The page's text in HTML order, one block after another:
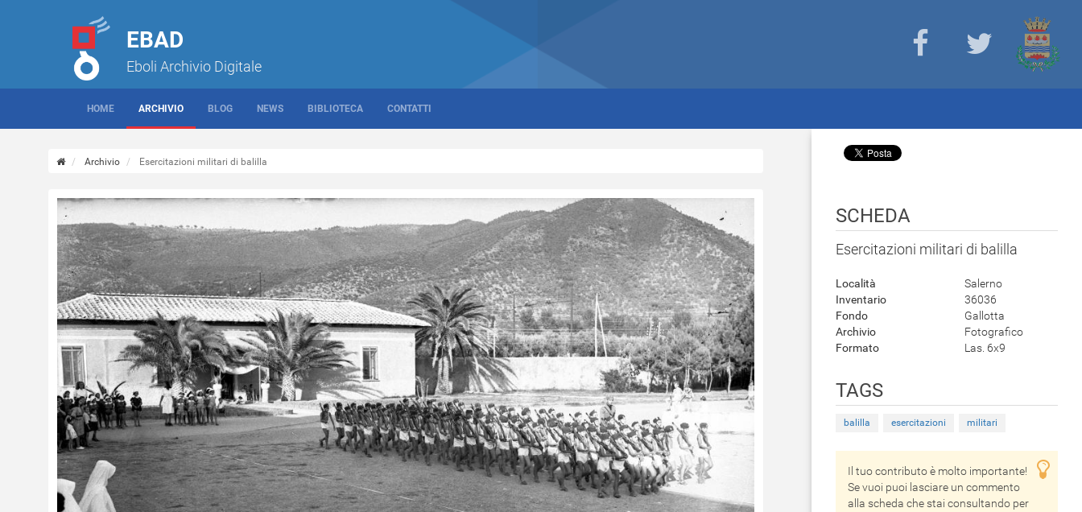
EBAD
Eboli Archivio Digitale
HOME ARCHIVIO BLOG NEWS BIBLIOTECA CONTATTI
Archivio Esercitazioni militari di balilla
SCHEDA
Esercitazioni militari di balilla
Località
Salerno
Inventario
36036
Fondo
Gallotta
Archivio
Fotografico
Formato
Las. 6x9
TAGS
balilla esercitazioni militari
Il tuo contributo è molto importante!
Se vuoi puoi lasciare un commento
alla scheda che stai consultando per